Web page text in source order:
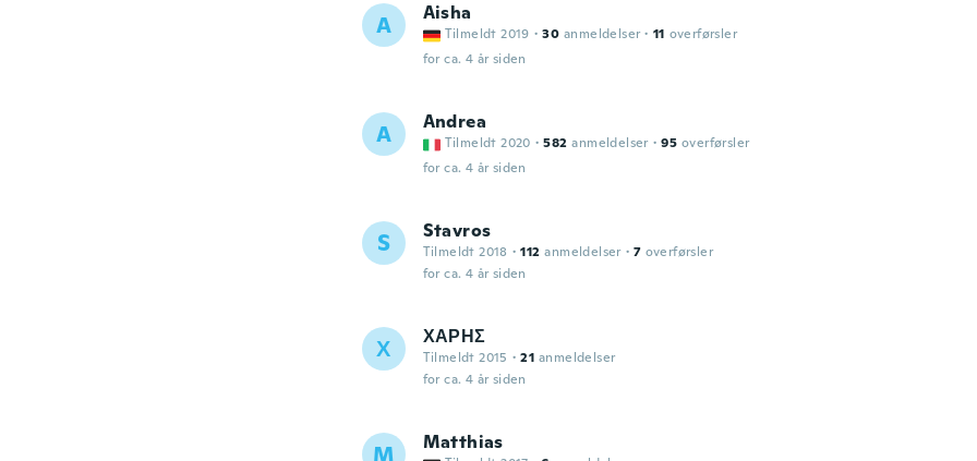
A Aisha
Tilmeldt 2019 · 30 anmeldelser · 11 overførsler
for ca. 4 år siden
A Andrea
Tilmeldt 2020 · 582 anmeldelser · 95 overførsler
for ca. 4 år siden
S Stavros
Tilmeldt 2018 · 112 anmeldelser · 7 overførsler
for ca. 4 år siden
Χ ΧΑΡΗΣ
Tilmeldt 2015 · 21 anmeldelser
for ca. 4 år siden
M Matthias